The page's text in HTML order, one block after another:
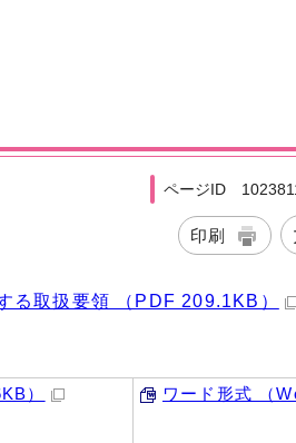
ページID
印刷
る取扱要領 （PDF 209.1KB）
） ワード形式 （